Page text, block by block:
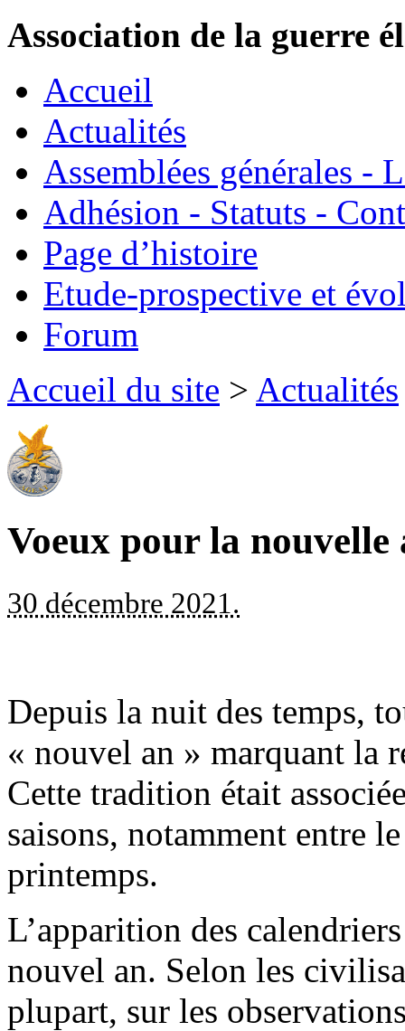
Association de la guerre
Accueil
Actualités
Assemblées générales -
Adhésion - Statuts -
Page d’histoire
Etude-prospective et
Forum
Accueil du site > Actualités
Voeux pour la nouvelle
30 décembre 2021.
Depuis la nuit des temps,
« nouvel an » marquant la
Cette tradition était
saisons, notamment entre
printemps.
L’apparition des
nouvel an. Selon les
plupart, sur les